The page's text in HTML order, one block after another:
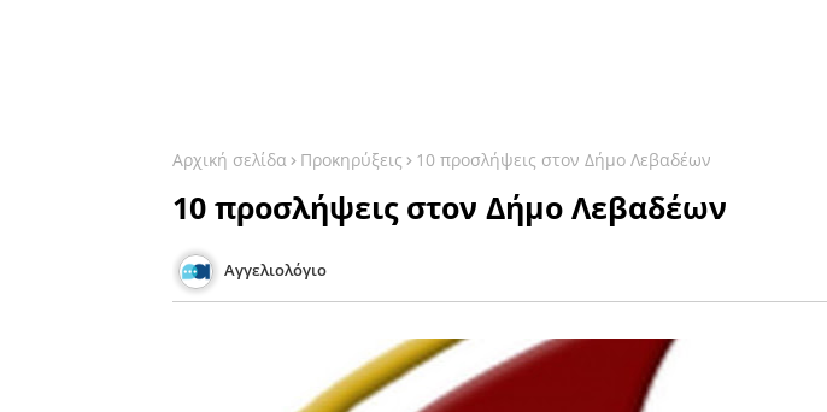
Αρχική σελίδα Προκηρύξεις 10 προσλήψεις στον Δήμο Λεβαδέων
10 προσλήψεις στον Δήμο Λεβαδέων
Αγγελιολόγιο